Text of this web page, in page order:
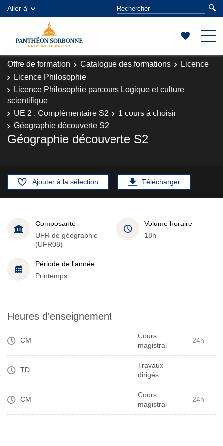
Aller à
Offre de formation Catalogue des formations
Licence
Licence Philosophie
Licence Philosophie parcours Logique et culture
scientifique
UE 2 : Complémentaire S2
1 cours à choisir
Géographie découverte S2
Géographie découverte S2
Ajouter à la sélection Télécharger
Composante
UFR de géographie
(UFR08)
Volume horaire
18h
Période de l'année
Printemps
Heures d'enseignement
CM
Cours
magistral
24h
TD
Travaux
dirigés
CM
Cours
magistral
24h